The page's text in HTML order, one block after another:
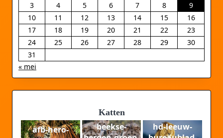
3
4 5 6 7 8
9
10
11 12 13 14 15
16
17
18 19 20 21 22
23
24
25 26 27 28 29
30
31
« mei
Katten
afb-hero-
beekse-
hd-leeuw-